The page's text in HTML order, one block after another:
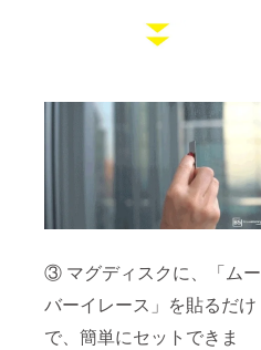
③ マグディスクに、「ムー
バーイレース」を貼るだけ
で、簡単にセットできま